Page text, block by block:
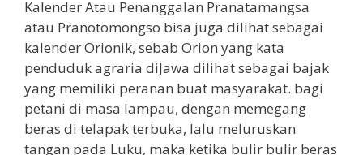
Kalender Atau Penanggalan Pranatamangsa
atau Pranotomongso bisa juga dilihat sebagai
kalender Orionik, sebab Orion yang kata
penduduk agraria diJawa dilihat sebagai bajak
yang memiliki peranan buat masyarakat. bagi
petani di masa lampau, dengan memegang
beras di telapak terbuka, lalu meluruskan
tangan pada Luku, maka ketika bulir bulir beras